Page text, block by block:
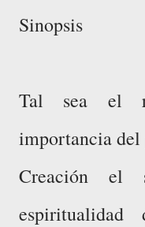
Sinopsis
Tal sea el
importancia
Creación el